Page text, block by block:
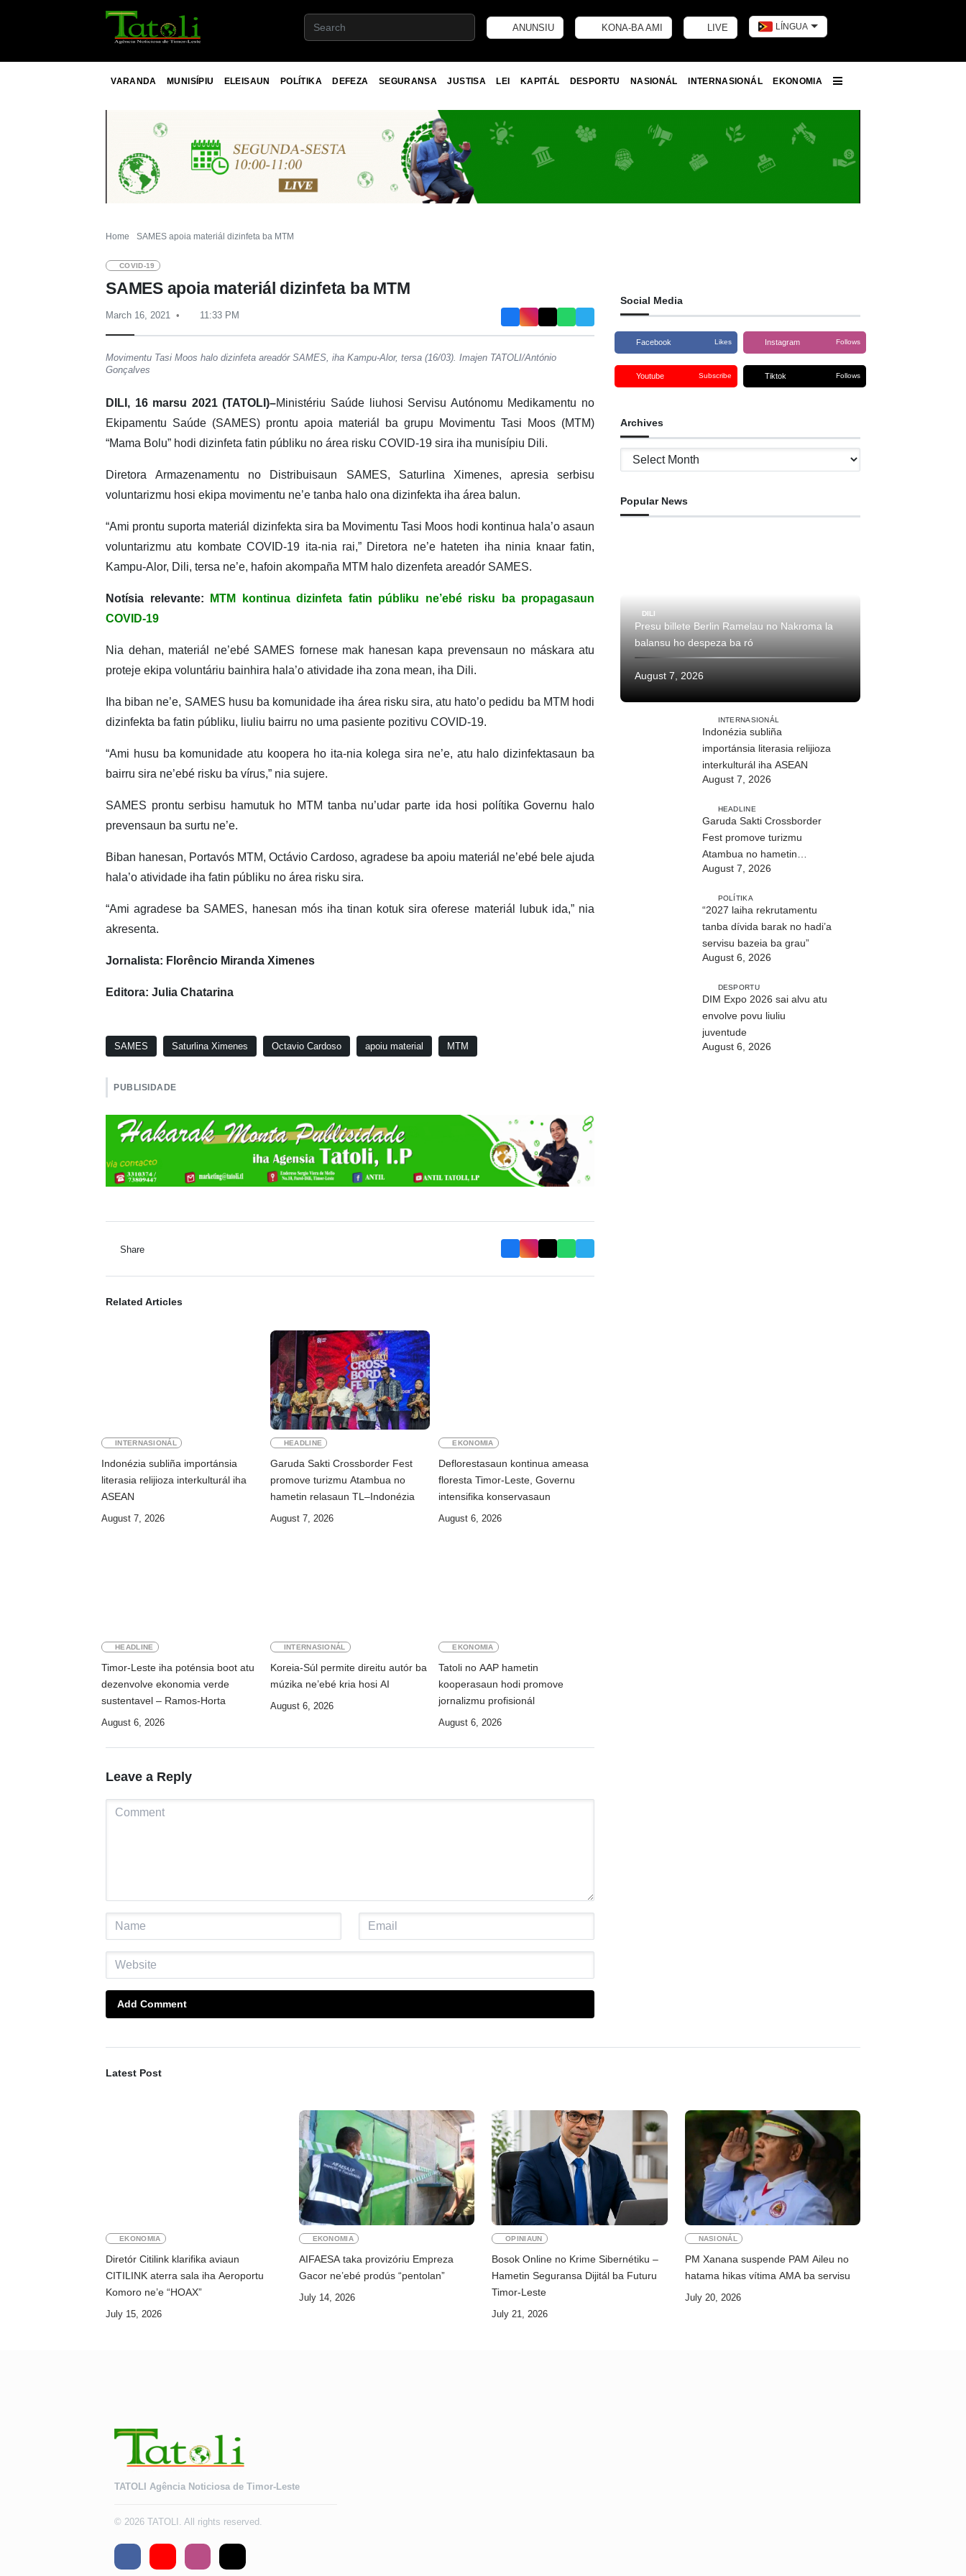
ANUNSIU KONA-BA AMI LIVE LÍNGUA
VARANDA MUNISÍPIU ELEISAUN POLÍTIKA DEFEZA SEGURANSA JUSTISA LEI KAPITÁL DESPORTU NASIONÁL INTERNASIONÁL
EKONOMIA
Home SAMES apoia materiál dizinfeta ba MTM
COVID-19
SAMES apoia materiál dizinfeta ba MTM
March 16, 2021 11:33 PM
Movimentu Tasi Moos halo dizinfeta areadór SAMES, iha Kampu-Alor, tersa (16/03). Imajen TATOLI/António
Gonçalves
DILI, 16 marsu 2021 (TATOLI)–Ministériu Saúde liuhosi Servisu Autónomu Medikamentu no
Ekipamentu Saúde (SAMES) prontu apoia materiál ba grupu Movimentu Tasi Moos (MTM)
“Mama Bolu” hodi dizinfeta fatin públiku no área risku COVID-19 sira iha munisípiu Dili.
Diretora Armazenamentu no Distribuisaun SAMES, Saturlina Ximenes, apresia serbisu
voluntarizmu hosi ekipa movimentu ne’e tanba halo ona dizinfekta iha área balun.
“Ami prontu suporta materiál dizinfekta sira ba Movimentu Tasi Moos hodi kontinua hala’o asaun
voluntarizmu atu kombate COVID-19 ita-nia rai,” Diretora ne’e hateten iha ninia knaar fatin,
Kampu-Alor, Dili, tersa ne’e, hafoin akompaña MTM halo dizenfeta areadór SAMES.
Notísia relevante:
MTM kontinua dizinfeta fatin públiku ne’ebé risku ba propagasaun
COVID-19
Nia dehan, materiál ne’ebé SAMES fornese mak hanesan kapa prevensaun no máskara atu
proteje ekipa voluntáriu bainhira hala’o atividade iha zona mean, iha Dili.
Iha biban ne’e, SAMES husu ba komunidade iha área risku sira, atu hato’o pedidu ba MTM hodi
dizinfekta ba fatin públiku, liuliu bairru no uma pasiente pozitivu COVID-19.
“Ami husu ba komunidade atu koopera ho ita-nia kolega sira ne’e, atu halo dizinfektasaun ba
bairru sira ne’ebé risku ba vírus,” nia sujere.
SAMES prontu serbisu hamutuk ho MTM tanba nu’udar parte ida hosi polítika Governu halo
prevensaun ba surtu ne’e.
Biban hanesan, Portavós MTM, Octávio Cardoso, agradese ba apoiu materiál ne’ebé bele ajuda
hala’o atividade iha fatin públiku no área risku sira.
“Ami agradese ba SAMES, hanesan mós iha tinan kotuk sira oferese materiál lubuk ida,” nia
akresenta.
Jornalista: Florêncio Miranda Ximenes
Editora: Julia Chatarina
SAMES Saturlina Ximenes Octavio Cardoso apoiu material MTM
PUBLISIDADE
Share
Related Articles
INTERNASIONÁL
Indonézia subliña importánsia
literasia relijioza interkulturál iha
ASEAN
August 7, 2026
HEADLINE
Garuda Sakti Crossborder Fest
promove turizmu Atambua no
hametin relasaun TL–Indonézia
August 7, 2026
EKONOMIA
Deflorestasaun kontinua ameasa
floresta Timor-Leste, Governu
intensifika konservasaun
August 6, 2026
HEADLINE
Timor-Leste iha poténsia boot atu
dezenvolve ekonomia verde
sustentavel – Ramos-Horta
August 6, 2026
INTERNASIONÁL
Koreia-Súl permite direitu autór ba
múzika ne’ebé kria hosi AI
August 6, 2026
EKONOMIA
Tatoli no AAP hametin
kooperasaun hodi promove
jornalizmu profisionál
August 6, 2026
Leave a Reply
Add Comment
Social Media
Facebook Likes Instagram Follows
Youtube Subscribe Tiktok Follows
Archives
Archives
Popular News
DILI
Presu billete Berlin Ramelau no Nakroma la
balansu ho despeza ba ró
August 7, 2026
INTERNASIONÁL
Indonézia subliña
importánsia literasia relijioza
interkulturál iha ASEAN
August 7, 2026
HEADLINE
Garuda Sakti Crossborder
Fest promove turizmu
Atambua no hametin
relasaun TL–Indonézia
August 7, 2026
POLÍTIKA
“2027 laiha rekrutamentu
tanba dívida barak no hadi’a
servisu bazeia ba grau”
August 6, 2026
DESPORTU
DIM Expo 2026 sai alvu atu
envolve povu liuliu
juventude
August 6, 2026
Latest Post
EKONOMIA
Diretór Citilink klarifika aviaun
CITILINK aterra sala iha Aeroportu
Komoro ne’e “HOAX”
July 15, 2026
EKONOMIA
AIFAESA taka provizóriu Empreza
Gacor ne’ebé prodús “pentolan”
July 14, 2026
OPINIAUN
Bosok Online no Krime Sibernétiku –
Hametin Seguransa Dijitál ba Futuru
Timor-Leste
July 21, 2026
NASIONÁL
PM Xanana suspende PAM Aileu no
hatama hikas vítima AMA ba servisu
July 20, 2026
TATOLI Agência Noticiosa de Timor-Leste
© 2026 TATOLI. All rights reserved.